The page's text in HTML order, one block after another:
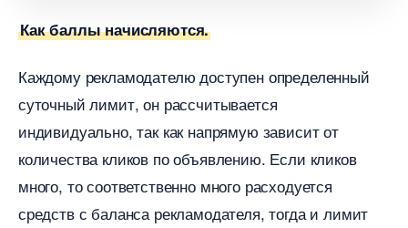
Как баллы начисляются.
Каждому рекламодателю доступен определенный
суточный лимит, он рассчитывается
индивидуально, так как напрямую зависит от
количества кликов по объявлению. Если клико
много, то соответственно много расходуется
средств с баланса рекламодателя, тогда и лимит